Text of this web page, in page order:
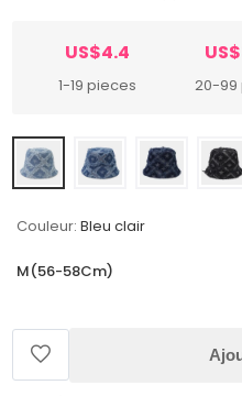
US$4.4
1-19 pieces 20-99
Couleur: Bleu clair
M(56-58Cm)